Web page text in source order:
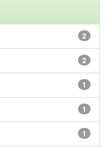
2
2
1
1
1